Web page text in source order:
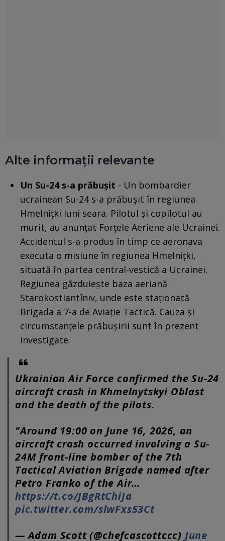
Alte informații relevante
Un Su-24 s-a prăbușit - Un bombardier
ucrainean Su-24 s-a prăbușit în regiunea
Hmelnițki luni seara. Pilotul și copilotul au
murit, au anunțat Forțele Aeriene ale Ucrainei.
Accidentul s-a produs în timp ce aeronava
executa o misiune în regiunea Hmelnițki,
situată în partea central-vestică a Ucrainei.
Regiunea găzduiește baza aeriană
Starokostiantîniv, unde este staționată
Brigada a 7-a de Aviație Tactică. Cauza și
circumstanțele prăbușirii sunt în prezent
investigate.
Ukrainian Air Force confirmed the Su-24
aircraft crash in Khmelnytskyi Oblast
and the death of the pilots.
"Around 19:00 on June 16, 2026, an
aircraft crash occurred involving a Su-
24M front-line bomber of the 7th
Tactical Aviation Brigade named after
Petro Franko of the Air…
https://t.co/JBgRtChiJa
pic.twitter.com/slwFxs53Ct
— Adam Scott (@chefcascottccc) June